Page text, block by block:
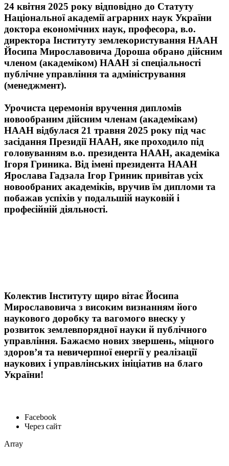
24 квітня 2025 року відповідно до Статуту
Національної академії аграрних наук України
доктора економічних наук, професора, в.о.
директора Інституту землекористування НААН
Йосипа Мирославовича Дороша обрано дійсним
членом (академіком) НААН зі спеціальності
публічне управління та адміністрування
(менеджмент).
Урочиста церемонія вручення дипломів
новообраним дійсним членам (академікам)
НААН відбулася 21 травня 2025 року під час
засідання Президії НААН, яке проходило під
головуванням в.о. президента НААН, академіка
Ігоря Гриника. Від імені президента НААН
Ярослава Гадзала Ігор Гриник привітав усіх
новообраних академіків, вручив їм дипломи та
побажав успіхів у подальшій науковій і
професійній діяльності.
Колектив Інституту щиро вітає Йосипа
Мирославовича з високим визнанням його
наукового доробку та вагомого внеску у
розвиток землевпорядної науки й публічного
управління. Бажаємо нових звершень, міцного
здоров’я та невичерпної енергії у реалізації
наукових і управлінських ініціатив на благо
України!
Facebook
Через сайт
Array